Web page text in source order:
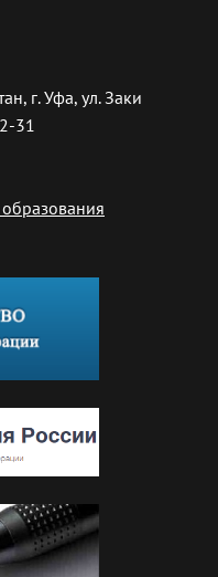
г. Уфа, ул. Заки
31